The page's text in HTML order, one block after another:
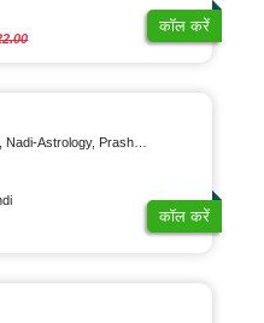
कॉल करें
Astrology, Prashna-Kundali
कॉल करें